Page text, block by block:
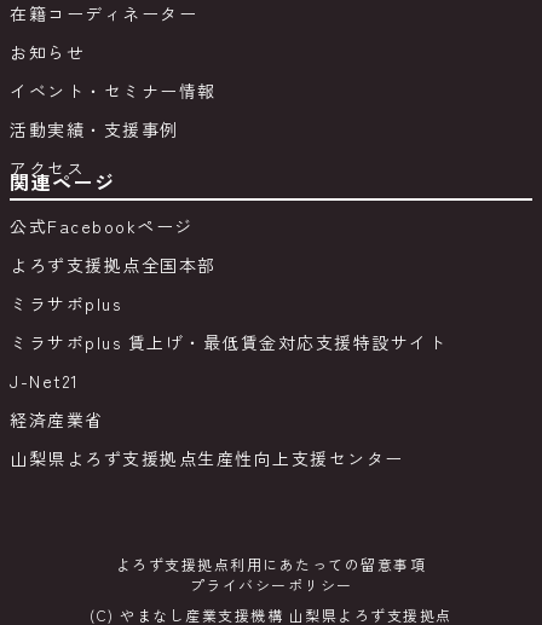
在籍コーディネーター
お知らせ
イベント・セミナー情報
活動実績・支援事例
アクセス
関連ページ
公式Facebookページ
よろず支援拠点全国本部
ミラサポplus
ミラサポplus 賃上げ・最低賃金対応支援特設サイト
J-Net21
経済産業省
山梨県よろず支援拠点生産性向上支援センター
よろず支援拠点利用にあたっての留意事項
プライバシーポリシー
(C) やまなし産業支援機構 山梨県よろず支援拠点